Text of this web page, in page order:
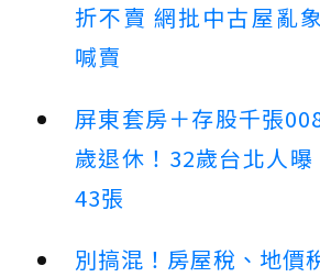
折不賣 網批中古屋亂
喊賣
屏東套房＋存股千張
歲退休！32歲台北人
43張
別搞混！房屋稅、地價